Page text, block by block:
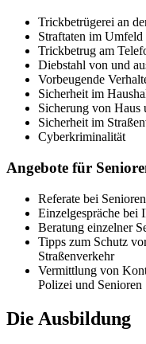
Trickbetrügerei an
Straftaten im
Trickbetrug am
Diebstahl von und
Vorbeugende
Sicherheit im
Sicherung von Haus
Sicherheit im
Cyberkriminalität
Angebote für
Referate bei
Einzelgespräche bei
Beratung einzelner
Tipps zum Schutz
Straßenverkehr
Vermittlung von
Polizei und Senioren
Die Ausbildung